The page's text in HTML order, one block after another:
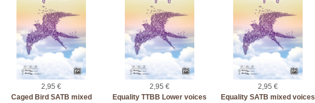
2,95 €
Caged Bird SATB mixed
2,95 €
Equality TTBB Lower voices
2,95 €
Equality SATB mixed voices